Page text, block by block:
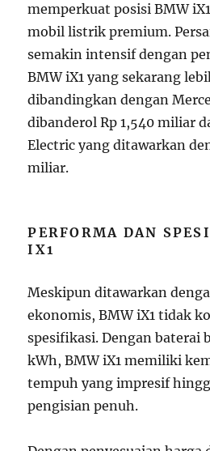
memperkuat posisi BMW
mobil listrik premium.
semakin intensif dengan
BMW iX1 yang sekarang
dibandingkan dengan
dibanderol Rp 1,540 miliar
Electric yang ditawarkan
miliar.
PERFORMA DAN
IX1
Meskipun ditawarkan
ekonomis, BMW iX1 tidak
spesifikasi. Dengan baterai
kWh, BMW iX1 memiliki
tempuh yang impresif
pengisian penuh.